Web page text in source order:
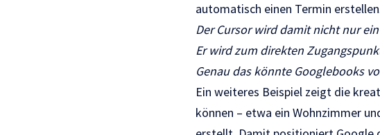
automatisch einen Termin
Der Cursor wird damit nicht nur
Er wird zum direkten
Genau das könnte Googlebooks
Ein weiteres Beispiel zeigt die
können – etwa ein Wohnzimmer